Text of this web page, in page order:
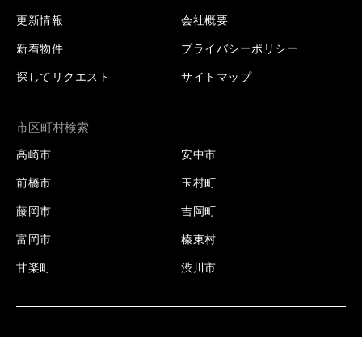
更新情報
新着物件
探してリクエスト
会社概要
プライバシーポリシー
サイトマップ
市区町村検索
高崎市
前橋市
藤岡市
富岡市
甘楽町
安中市
玉村町
吉岡町
榛東村
渋川市